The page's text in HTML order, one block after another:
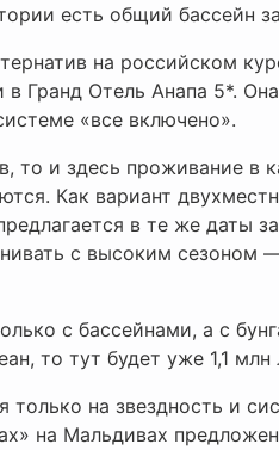
есть общий бассейн
на российском
Гранд Отель Анапа 5*.
«все включено».
то и здесь проживание в
Как вариант
в те же даты
с высоким сезоном
с бассейнами, а с
то тут будет уже 1,1
только на звездность и
на Мальдивах